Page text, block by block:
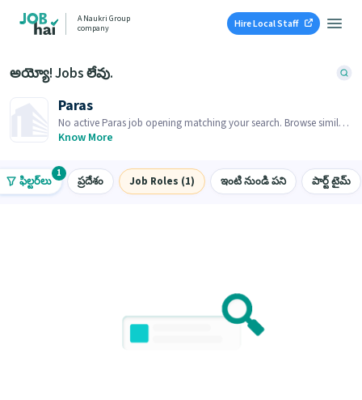
A Naukri Group
company
Hire Local Staff
అయ్యో! Jobs లేవు.
Paras
No active Paras job opening matching your search. Browse similar
job openings below.
Know More
ఫిల్టర్‌లు
1
ప్రదేశం Job Roles (1) ఇంటి నుండి పని పార్ట్ టైమ్